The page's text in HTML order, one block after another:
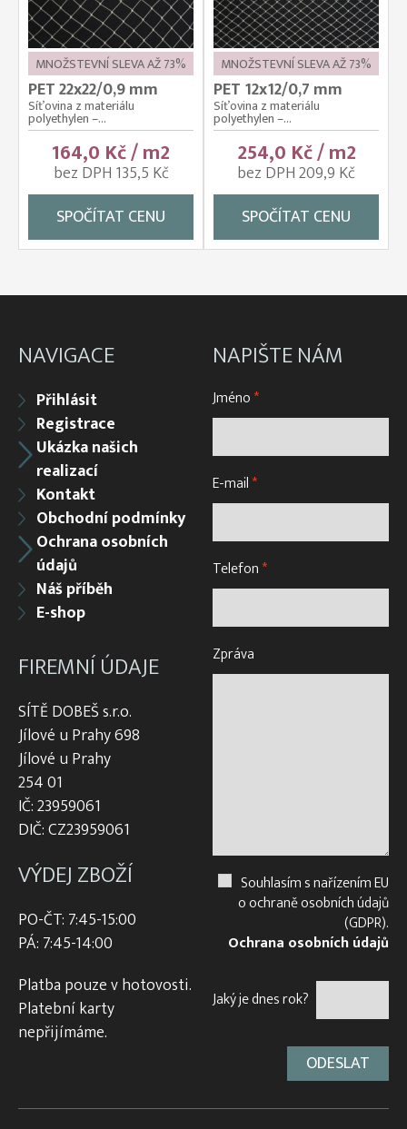
MNOŽSTEVNÍ SLEVA AŽ 73%
PET 22x22/0,9 mm
Síťovina z materiálu
polyethylen –...
164,0 Kč / m2
bez DPH 135,5 Kč
SPOČÍTAT CENU
MNOŽSTEVNÍ SLEVA AŽ 73%
PET 12x12/0,7 mm
Síťovina z materiálu
polyethylen –...
254,0 Kč / m2
bez DPH 209,9 Kč
SPOČÍTAT CENU
NAVIGACE
Přihlásit
Registrace
Ukázka našich
realizací
Kontakt
Obchodní podmínky
Ochrana osobních
údajů
Náš příběh
E-shop
FIREMNÍ ÚDAJE
SÍTĚ DOBEŠ s.r.o.
Jílové u Prahy 698
Jílové u Prahy
254 01
IČ: 23959061
DIČ: CZ23959061
VÝDEJ ZBOŽÍ
PO-ČT: 7:45-15:00
PÁ: 7:45-14:00
Platba pouze v hotovosti.
Platební karty
nepřijímáme.
NAPIŠTE NÁM
Jméno*
E-mail*
Telefon*
Zpráva
Souhlasím s nařízením EU
o ochraně osobních údajů
(GDPR).
Ochrana osobních údajů
Jaký je dnes rok?